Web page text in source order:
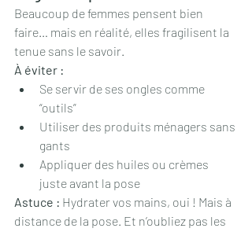
Beaucoup de femmes pensent bien
faire… mais en réalité, elles fragilisent la
tenue sans le savoir.
À éviter :
Se servir de ses ongles comme
“outils”
Utiliser des produits ménagers sans
gants
Appliquer des huiles ou crèmes
juste avant la pose
Astuce : Hydrater vos mains, oui ! Mais à
distance de la pose. Et n’oubliez pas les